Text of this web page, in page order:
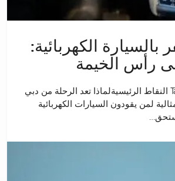
بالسيارة الكهربائية:
رأس الخيمة
Table of Contents النقاط الرئيسيةلماذا تعد الرحلة من دبي
لمن يقودون السيارات الكهربائية